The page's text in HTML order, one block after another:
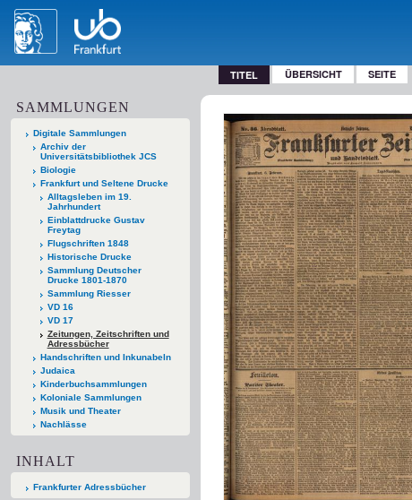
TITEL ÜBERSICHT SEITE
SAMMLUNGEN
Digitale Sammlungen
Archiv der
Universitätsbibliothek JCS
Biologie
Frankfurt und Seltene Drucke
Alltagsleben im 19.
Jahrhundert
Einblattdrucke Gustav
Freytag
Flugschriften 1848
Historische Drucke
Sammlung Deutscher
Drucke 1801-1870
Sammlung Riesser
VD 16
VD 17
Zeitungen, Zeitschriften und
Adressbücher
Handschriften und Inkunabeln
Judaica
Kinderbuchsammlungen
Koloniale Sammlungen
Musik und Theater
Nachlässe
INHALT
Frankfurter Adressbücher